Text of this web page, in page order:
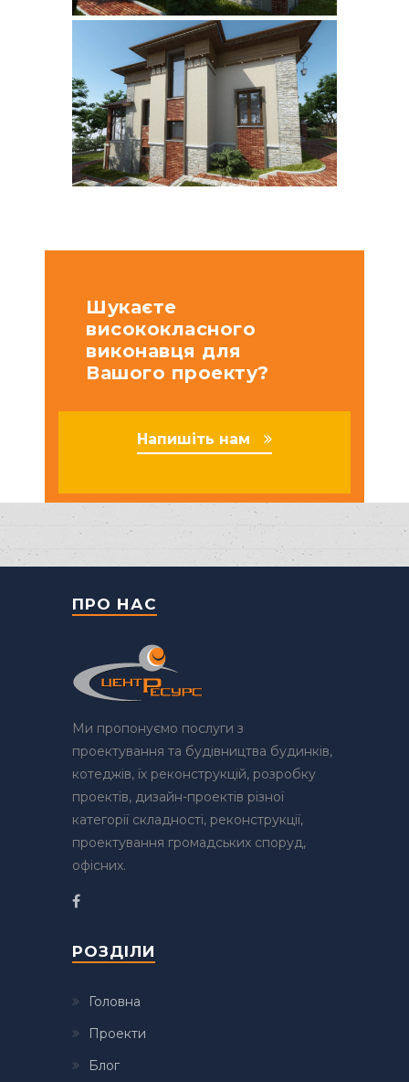
Шукаєте
висококласного
виконавця для
Вашого проекту?
Напишіть нам
ПРО НАС
Ми пропонуємо послуги з
проектування та будівництва будинків,
котеджів, їх реконструкцій, розробку
проектів, дизайн-проектів різної
категорії складності, реконструкції,
проектування громадських споруд,
офісних.
РОЗДІЛИ
Головна
Проекти
Блог